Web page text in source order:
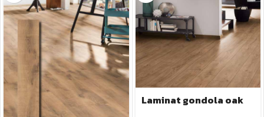
Laminat gondola oak